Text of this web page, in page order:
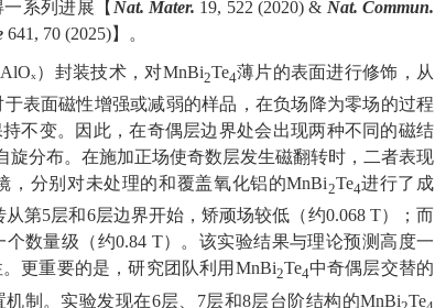
系列进展【 Nat. Mater. 19, 522 (2020) & Nat. Commun.
641, 70 (2025)】。
）封装技术，对MnBi2Te4薄片的表面进行修饰，从
表面磁性增强或减弱的样品，在负场降为零场的过程
不变。因此，在奇偶层边界处会出现两种不同的磁结
旋分布。在施加正场使奇数层发生磁翻转时，二者表现
，分别对未处理的和覆盖氧化铝的MnBi2Te4进行了成
第5层和6层边界开始，矫顽场较低（约0.068 T）；而
数量级（约0.84 T）。该实验结果与理论预测高度一
更重要的是，研究团队利用MnBi2Te4中奇偶层交替的
制。实验发现在6层、7层和8层台阶结构的MnBi Te